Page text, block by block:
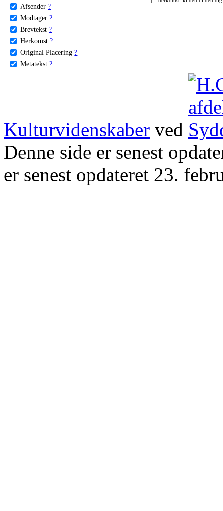
Afsender ?
Modtager ?
Brevtekst ?
Herkomst ?
Original Placering ?
Metatekst ?
Kulturvidenskaber ved
Denne side er senest
er senest opdateret 23.